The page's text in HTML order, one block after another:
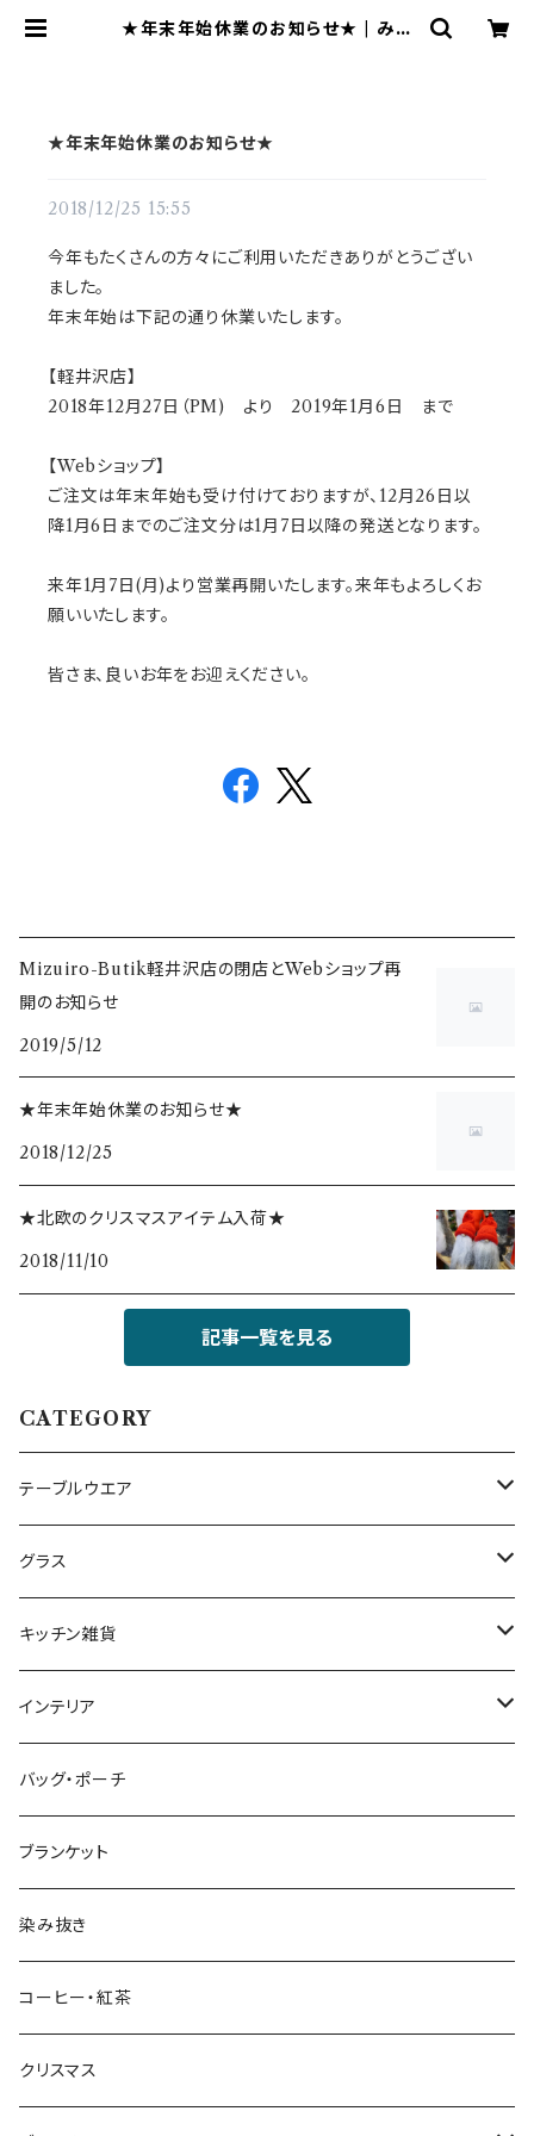
★年末年始休業のお知らせ★ | みず
★年末年始休業のお知らせ★
2018/12/25 15:55
今年もたくさんの方々にご利用いただきありがとうござい
ました。
年末年始は下記の通り休業いたします。
【軽井沢店】
2018年12月27日（PM) より 2019年1月6日 まで
【Webショップ】
ご注文は年末年始も受け付けておりますが、12月26日以
降1月6日までのご注文分は1月7日以降の発送となります。
来年1月7日(月)より営業再開いたします。来年もよろしくお
願いいたします。
皆さま、良いお年をお迎えください。
Mizuiro-Butik軽井沢店の閉店とWebショップ再
開のお知らせ
2019/5/12
★年末年始休業のお知らせ★
2018/12/25
★北欧のクリスマスアイテム入荷★
2018/11/10
記事一覧を見る
CATEGORY
テーブルウエア
プレート・ボウル（陶磁器）
プレート・ボウル（ガラス）
ティーカップ・マグ
カラフェ
カトラリー
子供用食器
グラス
ワイン・シャンパン
タンブラー・ビール
キッチン雑貨
テーブルランナー、プレースマット、クロス
調味料入れ・保存容器
キッチンタオル
キッチン小物
スポンジ・スポンジワイプ
ペーパーナプキン
インテリア
ファブリックパネル
収納
フラワーベース
キャンドルホルダー
ポスター
バッグ・ポーチ
ブランケット
染み抜き
コーヒー・紅茶
クリスマス